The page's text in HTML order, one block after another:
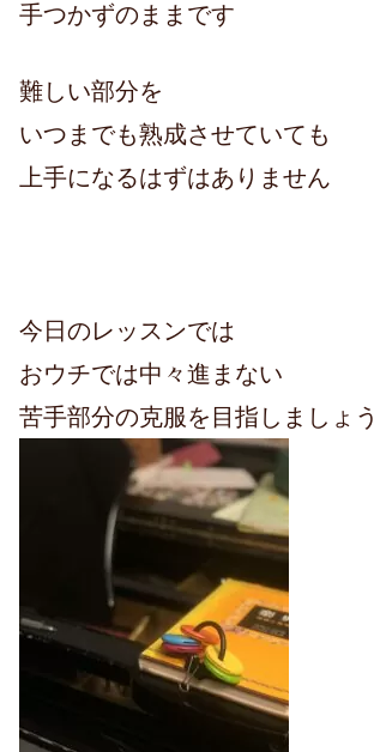
手つかずのままです
難しい部分を
いつまでも熟成させていても
上手になるはずはありません
今日のレッスンでは
おウチでは中々進まない
苦手部分の克服を目指しましょう